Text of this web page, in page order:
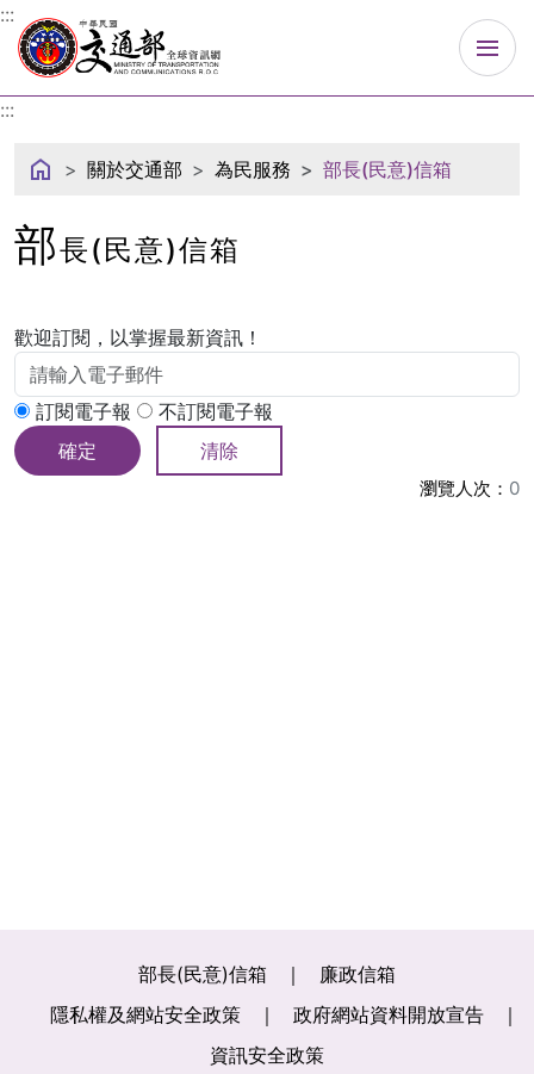
中華民國交通部
:::
:::
關於交通部 為民服務 部長(民意)信箱
部長(民意)信箱
歡迎訂閱，以掌握最新資訊！
訂閱電子報
不訂閱電子報
確定
清除
瀏覽人次： 0
部長(民意)信箱
廉政信箱
隱私權及網站安全政策
政府網站資料開放宣告
資訊安全政策